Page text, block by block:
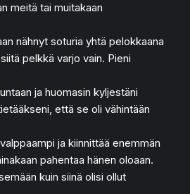
meitä tai muitakaan
nähnyt soturia yhtä pelokkaana
pelkkä varjo vain. Pieni
ja huomasin kyljestäni
että se oli vähintään
ja kiinnittää enemmän
pahentaa hänen oloaan.
kuin siinä olisi ollut